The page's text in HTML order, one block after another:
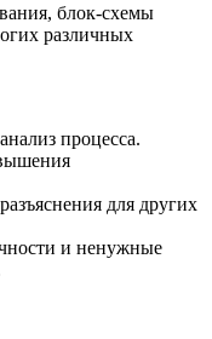
блок-схемы
различных
процесса.
для других
и ненужные